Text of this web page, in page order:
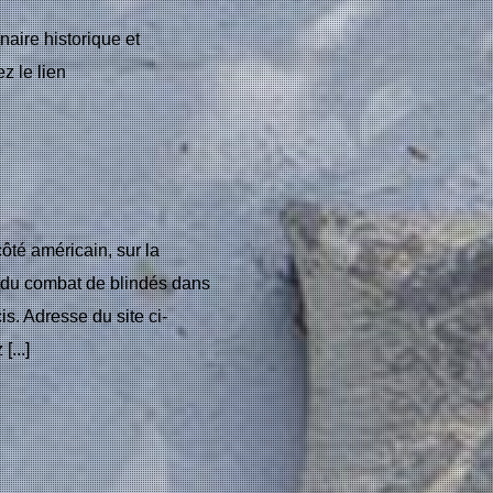
historique et
le lien
américain, sur la
combat de blindés dans
Adresse du site ci-
[...]